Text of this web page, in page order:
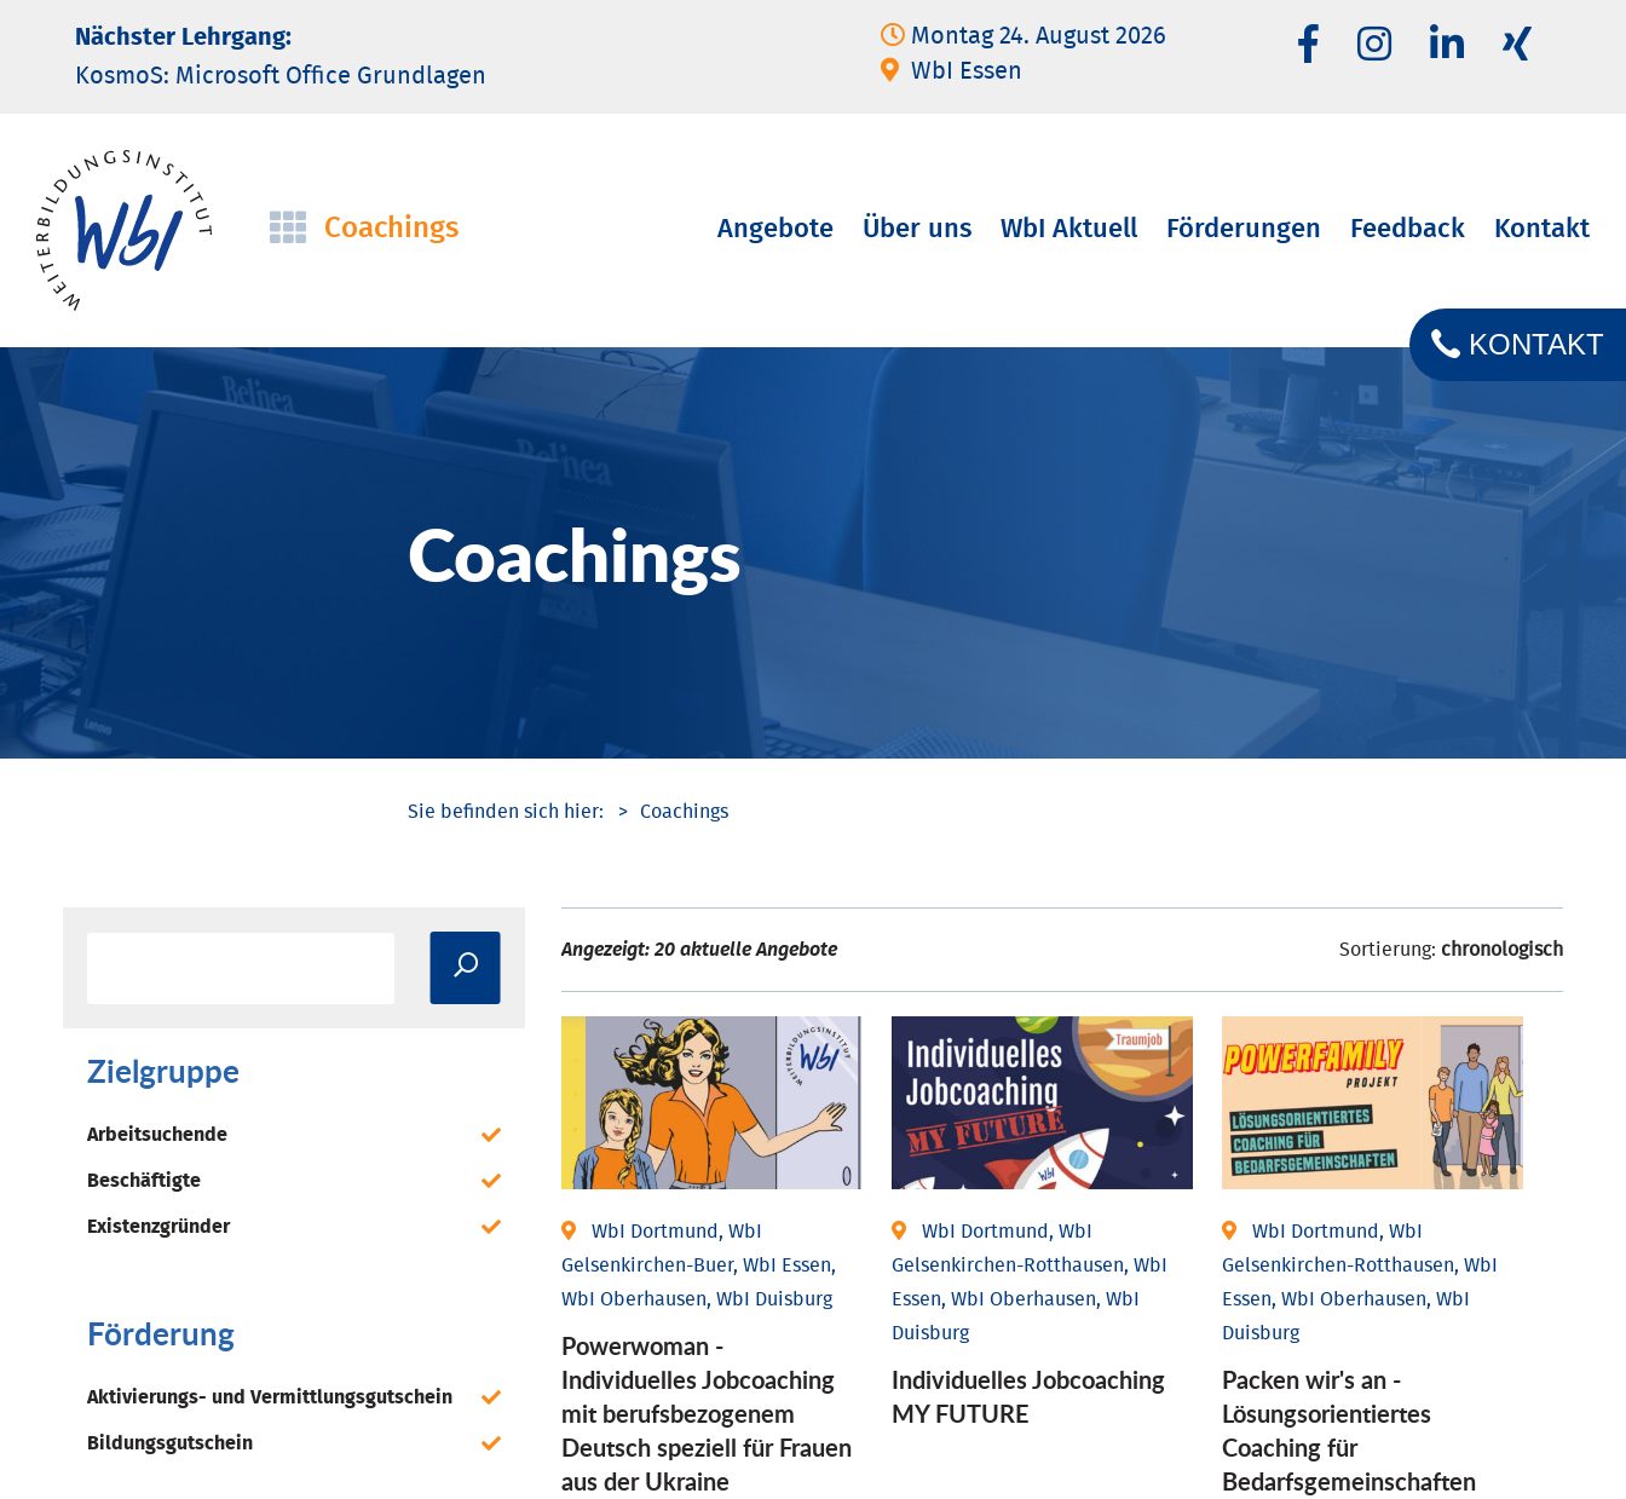
Nächster Lehrgang:
KosmoS: Microsoft Office Grund­lagen
Montag 24. August 2026
WbI Essen
Navigation
Coachings
Navigation
Angebote Über uns WbI Aktuell Förderungen Feedback Kontakt
Coachings
KONTAKT
Coachings
Zielgruppe
Arbeitsuchende
Beschäftigte
Existenzgründer
Förderung
Aktivierungs- und Vermittlungsgutschein
Bildungsgutschein
Angezeigt: 20 aktuelle Angebote Sortierung: chronologisch
WbI Dortmund, WbI
Gelsenkirchen-Buer, WbI Essen,
WbI Oberhausen, WbI Duisburg
Powerwoman -
Individuelles Jobcoaching
mit berufsbezogenem
Deutsch speziell für Frauen
aus der Ukraine
WbI Dortmund, WbI
Gelsenkirchen-Rotthausen, WbI
Essen, WbI Oberhausen, WbI
Duisburg
Individuelles Jobcoaching
MY FUTURE
WbI Dortmund, WbI
Gelsenkirchen-Rotthausen, WbI
Essen, WbI Oberhausen, WbI
Duisburg
Packen wir's an -
Lösungsorientiertes
Coaching für
Bedarfsgemeinschaften